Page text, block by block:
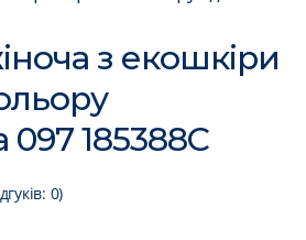
з екошкіри
185388C
0)